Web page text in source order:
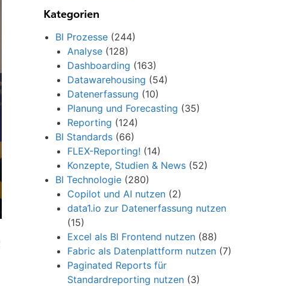
Kategorien
BI Prozesse (244)
Analyse (128)
Dashboarding (163)
Datawarehousing (54)
Datenerfassung (10)
Planung und Forecasting (35)
Reporting (124)
BI Standards (66)
FLEX-Reporting! (14)
Konzepte, Studien & News (52)
BI Technologie (280)
Copilot und AI nutzen (2)
data1.io zur Datenerfassung nutzen
(15)
Excel als BI Frontend nutzen (88)
Fabric als Datenplattform nutzen (7)
Paginated Reports für
Standardreporting nutzen (3)